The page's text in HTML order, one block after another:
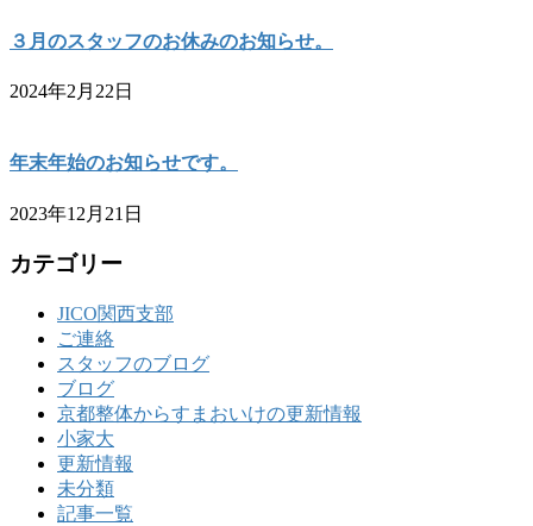
３月のスタッフのお休みのお知らせ。
2024年2月22日
年末年始のお知らせです。
2023年12月21日
カテゴリー
JICO関西支部
ご連絡
スタッフのブログ
ブログ
京都整体からすまおいけの更新情報
小家大
更新情報
未分類
記事一覧